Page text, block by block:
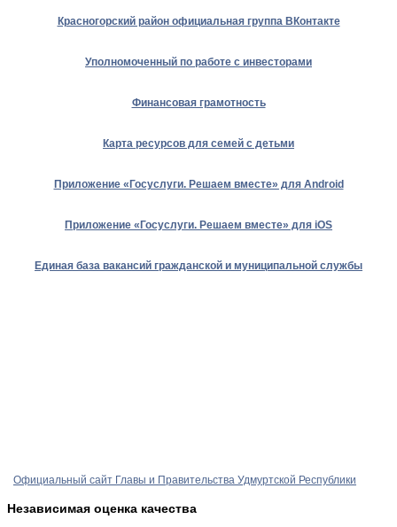
Красногорский район официальная группа ВКонтакте
Уполномоченный по работе с инвесторами
Финансовая грамотность
Карта ресурсов для семей с детьми
Приложение «Госуслуги. Решаем вместе» для Android
Приложение «Госуслуги. Решаем вместе» для iOS
Единая база вакансий гражданской и муниципальной службы
Официальный сайт Главы и Правительства Удмуртской Республики
Независимая оценка качества